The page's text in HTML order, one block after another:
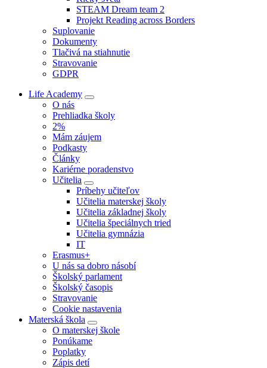
STEAM Dream team 2
Projekt Reading across Borders
Suplovanie
Dokumenty
Tlačivá na stiahnutie
Stravovanie
GDPR
Life Academy
O nás
Prehliadka školy
2%
Mám záujem
Podkasty
Články
Kariérne poradenstvo
Učitelia
Príbehy učiteľov
Učitelia materskej školy
Učitelia základnej školy
Učitelia špeciálnych tried
Učitelia gymnázia
IT
Erasmus+
U nás sa dobro násobí
Školský parlament
Školský časopis
Stravovanie
Cookie nastavenia
Materská škola
O materskej škole
Ponúkame
Poplatky
Zápis detí